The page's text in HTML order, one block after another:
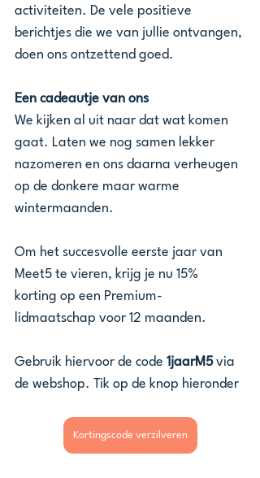
activiteiten. De vele positieve
berichtjes die we van jullie ontvangen,
doen ons ontzettend goed.
Een cadeautje van ons
We kijken al uit naar dat wat komen
gaat. Laten we nog samen lekker
nazomeren en ons daarna verheugen
op de donkere maar warme
wintermaanden.
Om het succesvolle eerste jaar van
Meet5 te vieren, krijg je nu 15%
korting op een Premium-
lidmaatschap voor 12 maanden.
Gebruik hiervoor de code 1jaarM5 via
de webshop. Tik op de knop hieronder
Kortingscode verzilveren